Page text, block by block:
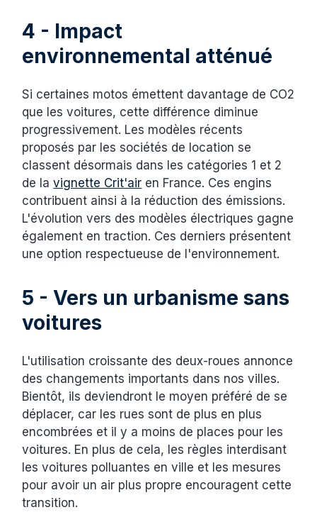
4 - Impact
environnemental atténué
Si certaines motos émettent davantage de CO2
que les voitures, cette différence diminue
progressivement. Les modèles récents
proposés par les sociétés de location se
classent désormais dans les catégories 1 et 2
de lavignette Crit'air en France. Ces engins
contribuent ainsi à la réduction des émissions.
L'évolution vers des modèles électriques gagne
également en traction. Ces derniers présentent
une option respectueuse de l'environnement.
5 - Vers un urbanisme sans
voitures
L'utilisation croissante des deux-roues annonce
des changements importants dans nos villes.
Bientôt, ils deviendront le moyen préféré de se
déplacer, car les rues sont de plus en plus
encombrées et il y a moins de places pour les
voitures. En plus de cela, les règles interdisant
les voitures polluantes en ville et les mesures
pour avoir un air plus propre encouragent cette
transition.